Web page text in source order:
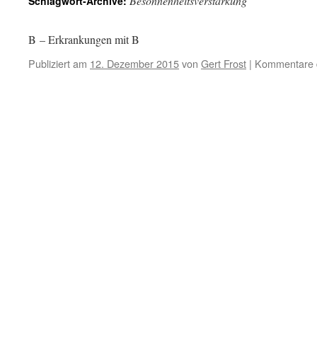
B – Erkrankungen mit B
Publiziert am 12. Dezember 2015von Gert Frost | Kommentare